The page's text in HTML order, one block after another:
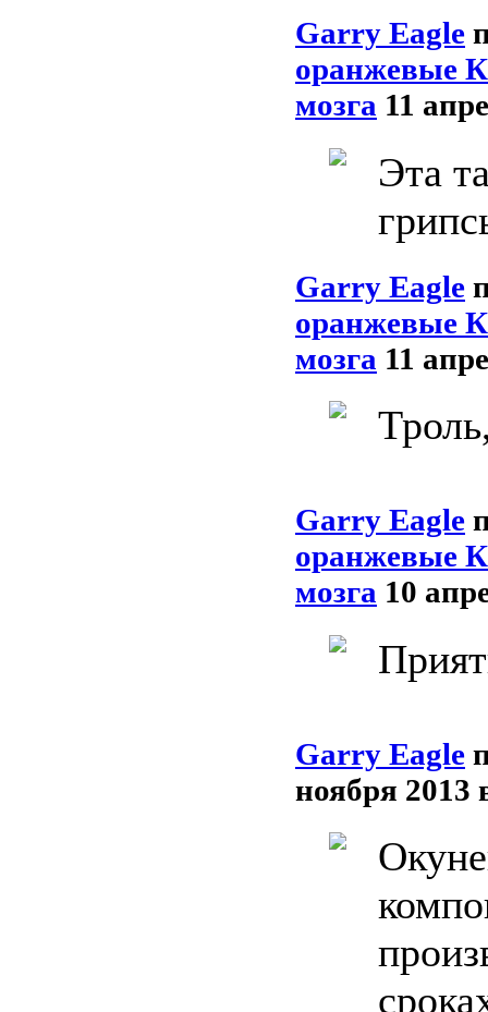
Garry Eagle
оранжевые
мозга 11
Эта
Garry Eagle
оранжевые
мозга 11
Garry Eagle
оранжевые
мозга 10
Garry Eagle
ноября 2013